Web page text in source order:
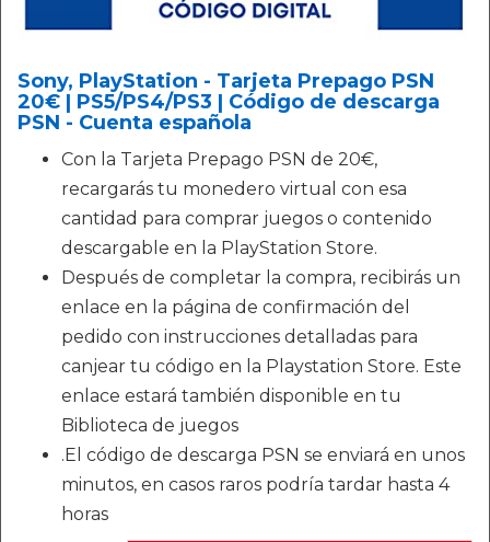
Sony, PlayStation - Tarjeta Prepago PSN
20€ | PS5/PS4/PS3 | Código de descarga
PSN - Cuenta española
Con la Tarjeta Prepago PSN de 20€,
recargarás tu monedero virtual con esa
cantidad para comprar juegos o contenido
descargable en la PlayStation Store.
Después de completar la compra, recibirás un
enlace en la página de confirmación del
pedido con instrucciones detalladas para
canjear tu código en la Playstation Store. Este
enlace estará también disponible en tu
Biblioteca de juegos
.El código de descarga PSN se enviará en unos
minutos, en casos raros podría tardar hasta 4
horas